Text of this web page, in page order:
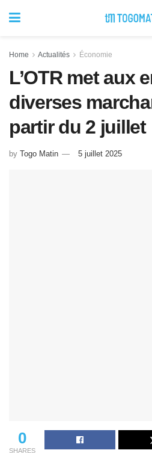
Home Actualités Économie
L’OTR met aux
diverses
partir du 2 juillet
by Togo Matin 5 juillet 2025
0
SHARES